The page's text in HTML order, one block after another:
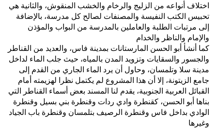
اختلاف أنواعه من الزليج والرخام والخشب المنقوش، والثانية هي
تحبيس الكتب النفيسة والمصنفات لصالح كل مدرسة، بالإضافة
إلى مرتبات الطلبة والعاملين بالمدرسة من البواب والمؤذن
والإمام والناظر والخدام
كما أنشأ أبو الحسن المارستانات بمدينة فاس، والعديد من القناطر
والجسور والسقايات وتزويد المدن بالمياه، حيث جلب الماء لداخل
مدينة سلا وتلمسان، وحاول أن يرد الماء الجاري من القدم إلى
جامع الزيتونة، إلا أن هذا المشروع لم يكتمل نظرا لهزيمته أمام
القبائل العربية الجنوبية، يقدم لنا المسند بعض أسماء القناطر التي
بناها أبو الحسن، كقنطرة وادي ردات وقنطرة بني بسيل وقنطرة
الوادي بداخل فاس وقنطرة الرصيف بتلمسان وقنطرة باب الجياد
وغيرها